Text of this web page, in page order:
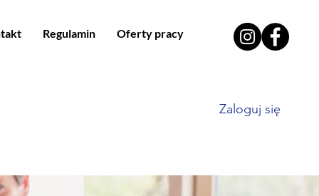
Regulamin Oferty pracy
Zaloguj się